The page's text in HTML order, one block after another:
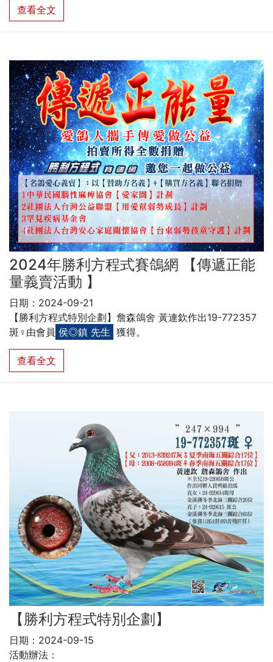
查看全文
2024年勝利方程式賽鴿網 【傳遞正能
量義賣活動 】
日期：2024-09-21
【勝利方程式特別企劃】詹森鴿舍 黃連欽作出19-772357
斑♀︎由會員 侯◎鎮 先生 獲得。
查看全文
【勝利方程式特別企劃】
日期：2024-09-15
活動辦法：